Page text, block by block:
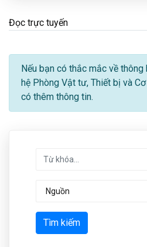
Đọc trực tuyến
Nếu bạn có thắc mắc về thông
hệ Phòng Vật tư, Thiết bị và
có thêm thông tin.
Tìm kiếm